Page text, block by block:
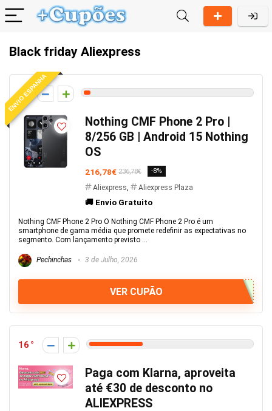
Black friday Aliexpress
ENVIO ESPANHA
2
Nothing CMF Phone 2 Pro |
8/256 GB | Android 15 Nothing
OS
216,78€ 236,78€ -8%
Aliexpress, Aliexpress Plaza
🚚 Envio Gratuito
Nothing CMF Phone 2 Pro O Nothing CMF Phone 2 Pro é um
smartphone de gama média que promete redefinir as expectativas no
segmento. Com lançamento previsto ...
Pechinchas 3 de Julho, 2026
VER CUPÃO
16
Paga com Klarna, aproveita
até €30 de desconto no
ALIEXPRESS